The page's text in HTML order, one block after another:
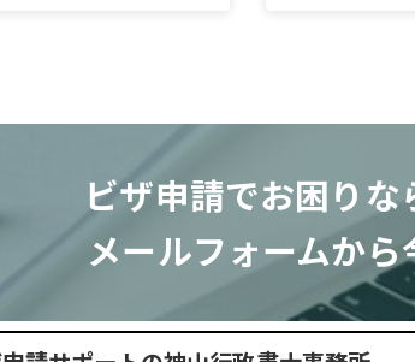
ビザ申請でお困りな
メールフォームから